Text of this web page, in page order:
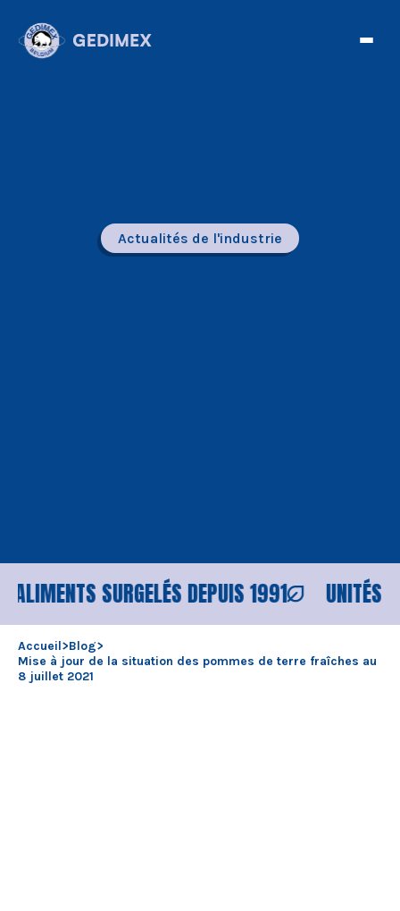
Actualités de l'industrie
SURGELÉS DEPUIS 1991 UNITÉS DE
Accueil>Blog>
Mise à jour de la situation des pommes de terre fraîches au
8 juillet 2021